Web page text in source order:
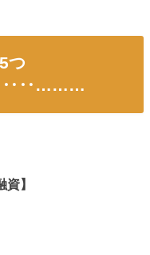
5つ
】